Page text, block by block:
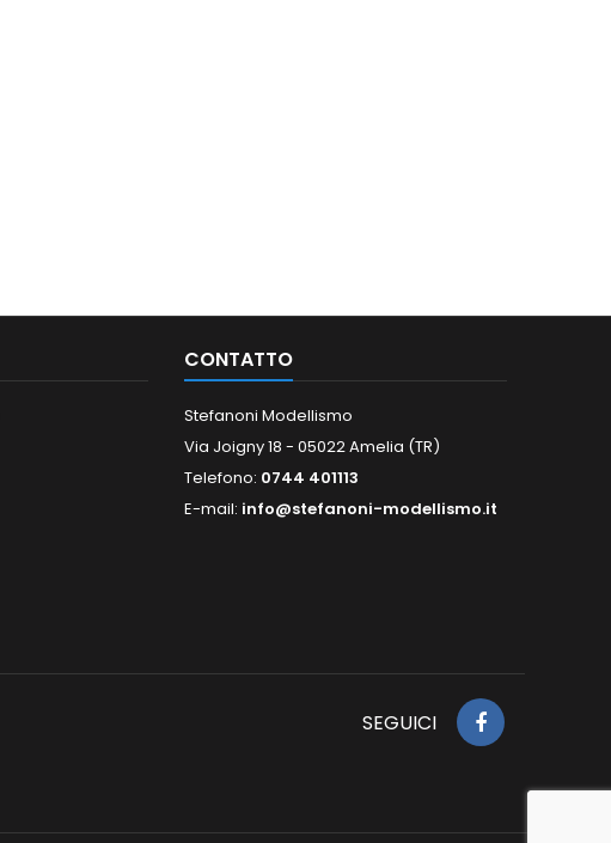
CONTATTO
Stefanoni Modellismo
Via Joigny 18 - 05022 Amelia (TR)
Telefono: 0744 401113
E-mail: info@stefanoni-modellismo.it
SEGUICI